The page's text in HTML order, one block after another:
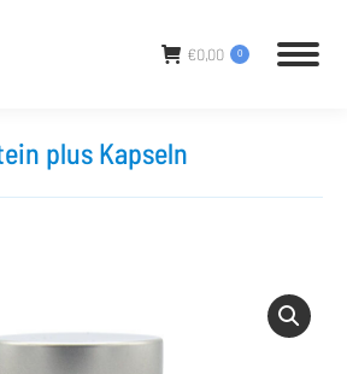
€0,00 0
plus Kapseln